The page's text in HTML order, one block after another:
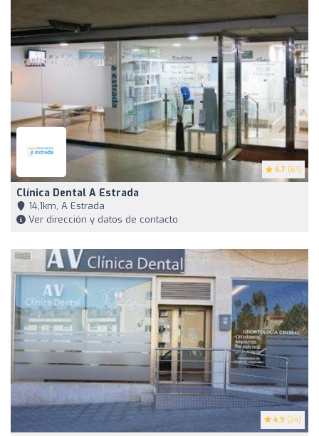
4.7 (61)
Clínica Dental A Estrada
14,1km, A Estrada
Ver dirección y datos de contacto
4.9 (24)